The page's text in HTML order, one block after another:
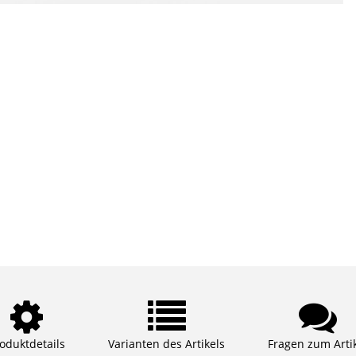
Varianten des Artikels Fragen zum